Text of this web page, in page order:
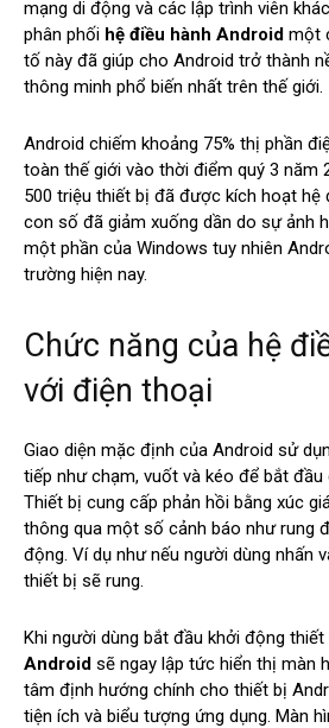
mạng di động và các lập trình viên
phân phối hệ điều hành Android một
tố này đã giúp cho Android trở thành
thông minh phổ biến nhất trên thế giới.
Android chiếm khoảng 75% thị phần
toàn thế giới vào thời điểm quý 3 năm
500 triệu thiết bị đã được kích hoạt hệ
con số đã giảm xuống dần do sự ảnh
một phần của Windows tuy nhiên
trường hiện nay.
Chức năng của hệ
với điện thoại
Giao diện mặc định của Android sử
tiếp như chạm, vuốt và kéo để bắt đầu
Thiết bị cung cấp phản hồi bằng xúc
thông qua một số cảnh báo như rung
động. Ví dụ như nếu người dùng nhấn
thiết bị sẽ rung.
Khi người dùng bắt đầu khởi động thiết
Android sẽ ngay lập tức hiển thị màn
tâm định hướng chính cho thiết bị
tiện ích và biểu tượng ứng dụng. Màn